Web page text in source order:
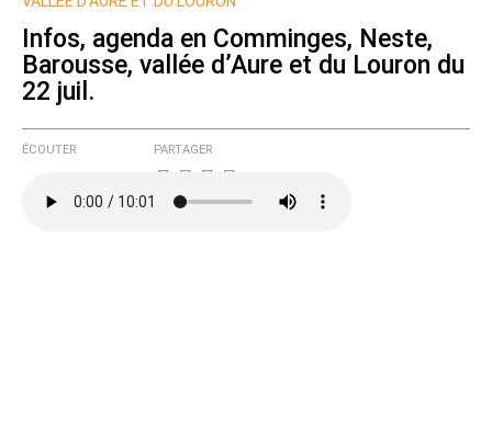
Infos, agenda en Comminges, Neste,
Barousse, vallée d’Aure et du Louron du
22 juil.
ÉCOUTER PARTAGER